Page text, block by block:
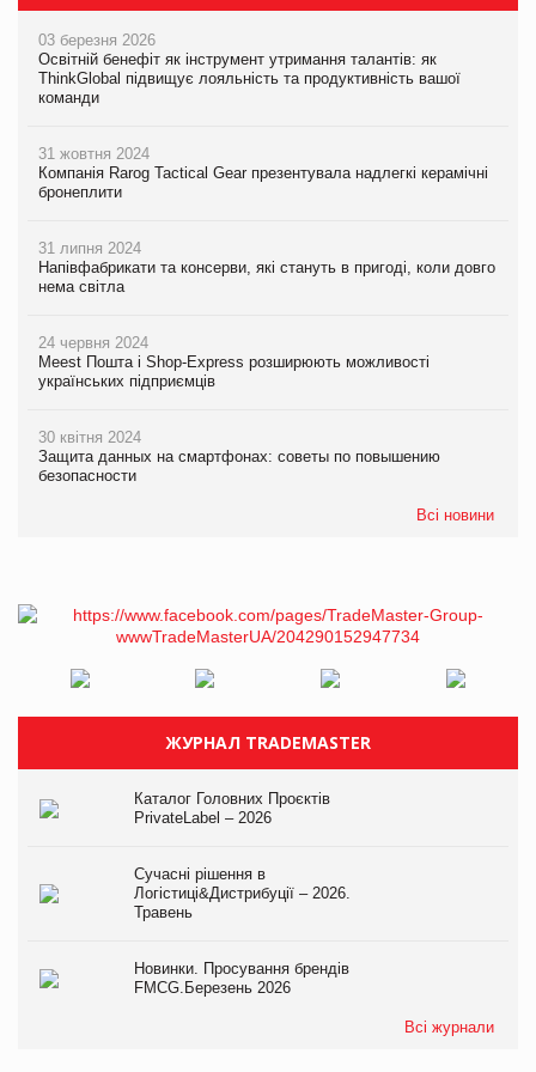
03 березня 2026
Освітній бенефіт як інструмент утримання талантів: як
ThinkGlobal підвищує лояльність та продуктивність вашої
команди
31 жовтня 2024
Компанія Rarog Tactical Gear презентувала надлегкі керамічні
бронеплити
31 липня 2024
Напівфабрикати та консерви, які стануть в пригоді, коли довго
нема світла
24 червня 2024
Meest Пошта і Shop-Express розширюють можливості
українських підприємців
30 квітня 2024
Защита данных на смартфонах: советы по повышению
безопасности
Всі новини
ЖУРНАЛ TRADEMASTER
Каталог Головних Проєктів
PrivateLabel – 2026
Сучасні рішення в
Логістиці&Дистрибуції – 2026.
Травень
Новинки. Просування брендів
FMCG.Березень 2026
Всі журнали